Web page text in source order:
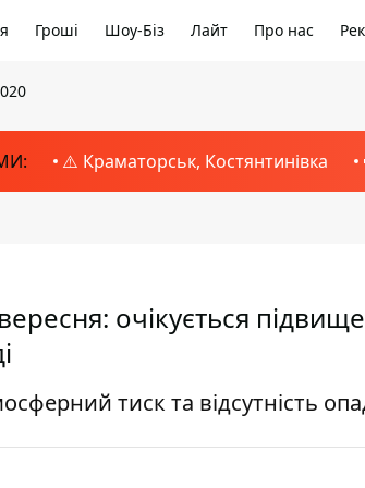
Гроші Шоу-Біз Лайт Про нас
⚠️ Краматорськ, Костянтинівка
очікується
тиск та відсутність